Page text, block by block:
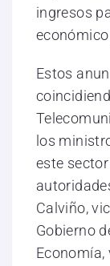
ingresos
Estos
los
este
Calviño,
Gobierno
Economía,